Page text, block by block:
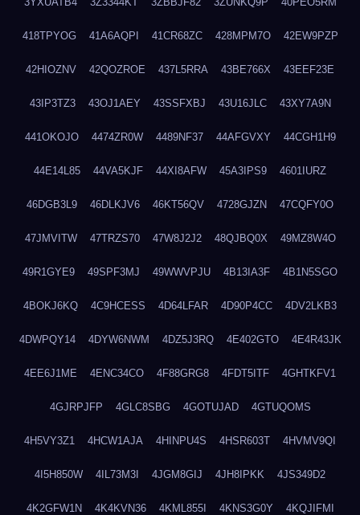
418TPYOG 41A6AQPI 41CR68ZC 428MPM7O 42EW9PZP
42HIOZNV 42QOZROE 437L5RRA 43BE766X 43EEF23E
43IP3TZ3 43OJ1AEY 43SSFXBJ 43U16JLC 43XY7A9N
441OKOJO 4474ZR0W 4489NF37 44AFGVXY 44CGH1H9
44E14L85 44VA5KJF 44XI8AFW 45A3IPS9 4601IURZ
46DGB3L9 46DLKJV6 46KT56QV 4728GJZN 47CQFY0O
47JMVITW 47TRZS70 47W8J2J2 48QJBQ0X 49MZ8W4O
49R1GYE9 49SPF3MJ 49WWVPJU 4B13IA3F 4B1N5SGO
4BOKJ6KQ 4C9HCESS 4D64LFAR 4D90P4CC 4DV2LKB3
4DWPQY14 4DYW6NWM 4DZ5J3RQ 4E402GTO 4E4R43JK
4EE6J1ME 4ENC34CO 4F88GRG8 4FDT5ITF 4GHTKFV1
4GJRPJFP 4GLC8SBG 4GOTUJAD 4GTUQOMS
4H5VY3Z1 4HCW1AJA 4HINPU4S 4HSR603T 4HVMV9QI
4I5H850W 4IL73M3I 4JGM8GIJ 4JH8IPKK 4JS349D2
4K2GFW1N 4K4KVN36 4KML855I 4KNS3G0Y 4KQJIFMI